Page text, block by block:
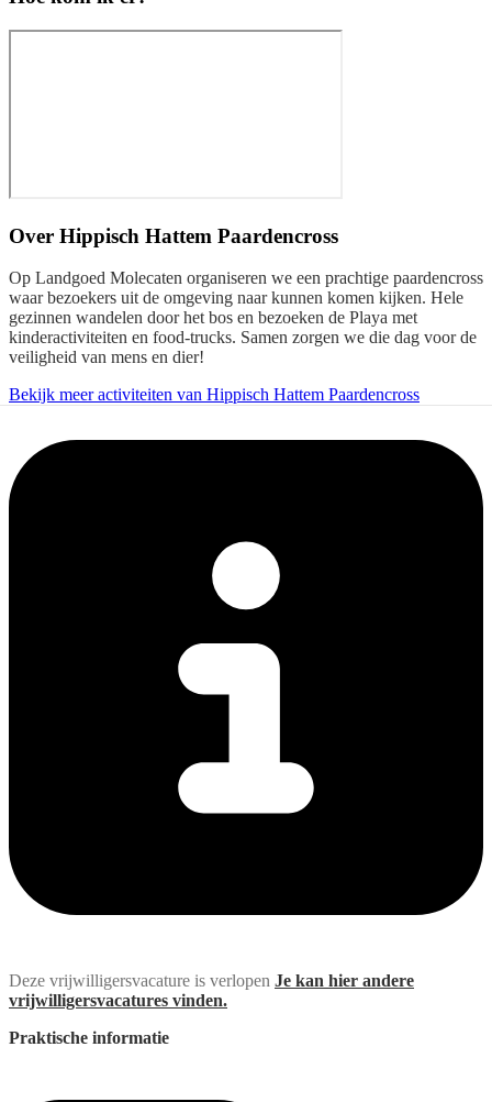
Over Hippisch Hattem Paardencross
Op Landgoed Molecaten organiseren we een prachtige paardencross
waar bezoekers uit de omgeving naar kunnen komen kijken. Hele
gezinnen wandelen door het bos en bezoeken de Playa met
kinderactiviteiten en food-trucks. Samen zorgen we die dag voor de
veiligheid van mens en dier!
Bekijk meer activiteiten van Hippisch Hattem Paardencross
Deze vrijwilligersvacature is verlopen Je kan hier andere
vrijwilligersvacatures vinden.
Praktische informatie